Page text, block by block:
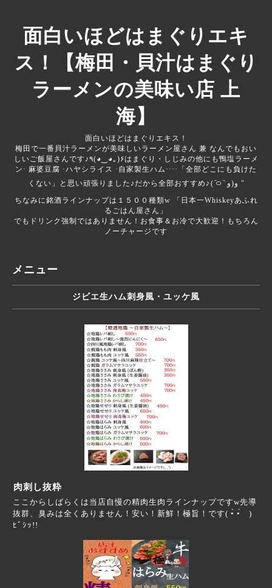
面白いほどはまぐりエキ
ス！【梅田・貝汁はまぐり
ラーメンの美味い店 上
海】
面白いほどはまぐりエキス！
梅田で一番貝汁ラーメンが美味しいラーメン屋さん 兼 なんでもおい
しいご飯屋さんです♪‎‎‎‎٩(◕‿◕｡)۶はまぐり・しじみの他にも鴨塩ラーメ
ン· 麻婆豆腐 ·ハヤシライス ·自家製生ハム····「全部どこにも負けた
くない」と思い頑張りました♪だから全部おすすめ♪‎⁦( ᷇࿀ ᷆ و(و "
ちなみに銘酒ラインナップは１５００種類‪w 「日本一Whiskeyあふれ
るごはん屋さん」
でもドリンク強制ではありません！お食事＆お冷で大歓迎！もちろん
ノーチャージです
メニュー
ジビエ生ハム刺身風・ユッケ風
肉刺し抜粋
ここからしばらくは当店自慢の精肉生肉ラインナップです‪w先導
抜群、臭みは全くありません！安い！新鮮！極旨！です( •̀ •́ゞ)
ﾋﾞｼｯ!!